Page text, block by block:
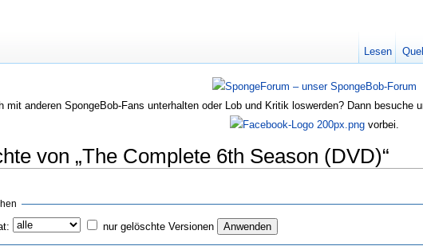
mit anderen SpongeBob-Fans unterhalten oder Lob und Kritik loswerden? Dann besuche
vorbei.
von „The Complete 6th Season (DVD)“
nur gelöschte Versionen
Lesen